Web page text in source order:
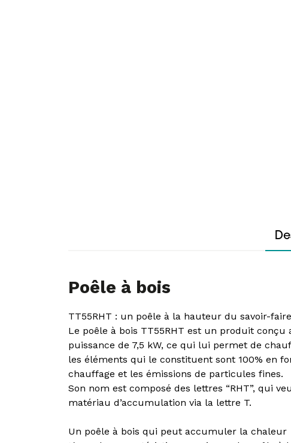
Poêle à bois
TT55RHT : un poêle à la hauteur du savoir-
Le poêle à bois TT55RHT est un produit
puissance de 7,5 kW, ce qui lui permet de
les éléments qui le constituent sont 100% en
chauffage et les émissions de particules fines.
Son nom est composé des lettres “RHT”, qui
matériau d’accumulation via la lettre T.
Un poêle à bois qui peut accumuler la chaleur